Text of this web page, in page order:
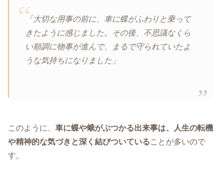
「大切な用事の前に、車に蝶がふわりと乗って
きたように感じました。その後、不思議なくら
い順調に物事が進んで、まるで守られていたよ
うな気持ちになりました」
このように、 車に蝶や蛾がぶつかる出来事は、人生の転機
や精神的な気づきと深く結びついていることが多いので
す。